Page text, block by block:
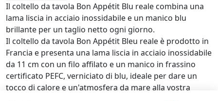
Il coltello da tavola Bon Appétit Blu reale combina una
lama liscia in acciaio inossidabile e un manico blu
brillante per un taglio netto ogni giorno.
Il coltello da tavola Bon Appétit Bleu reale è prodotto in
Francia e presenta una lama liscia in acciaio inossidabile
da 11 cm con un filo affilato e un manico in frassino
certificato PEFC, verniciato di blu, ideale per dare un
tocco di calore e un'atmosfera da mare alla vostra